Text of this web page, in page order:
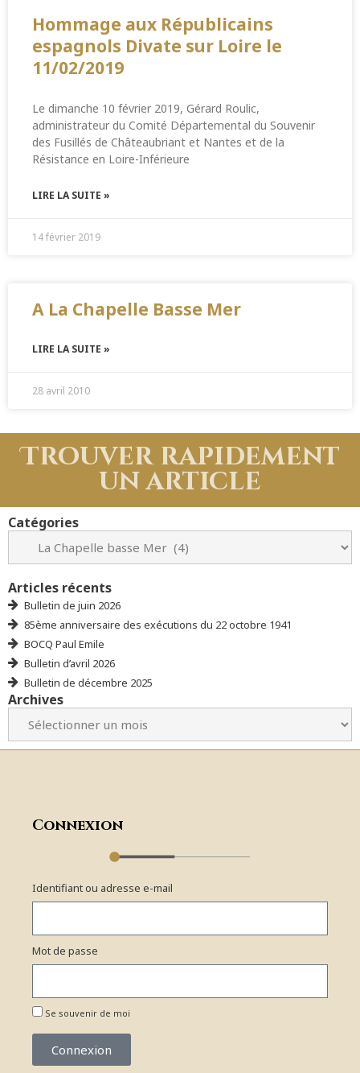
Hommage aux Républicains
espagnols Divate sur Loire le
11/02/2019
Le dimanche 10 février 2019, Gérard Roulic,
administrateur du Comité Départemental du Souvenir
des Fusillés de Châteaubriant et Nantes et de la
Résistance en Loire-Inférieure
LIRE LA SUITE »
14 février 2019
A La Chapelle Basse Mer
LIRE LA SUITE »
28 avril 2010
Trouver rapidement
un article
Catégories
Articles récents
Bulletin de juin 2026
85ème anniversaire des exécutions du 22 octobre 1941
BOCQ Paul Emile
Bulletin d’avril 2026
Bulletin de décembre 2025
Archives
Connexion
Identifiant ou adresse e-mail
Mot de passe
Se souvenir de moi
Connexion